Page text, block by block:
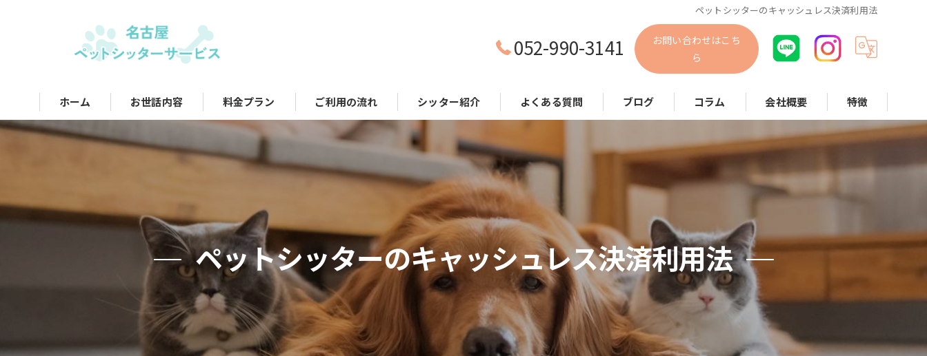
ペットシッターのキャッシュレス決済利用法
052-990-3141
お問い合わせはこち
ら
ホーム お世話内容 料金プラン ご利用の流れ シッター紹介 よくある質問 ブログ コラム 会社概要 特徴
散歩代行
ペットシッターのキャッシュレス決済利用法